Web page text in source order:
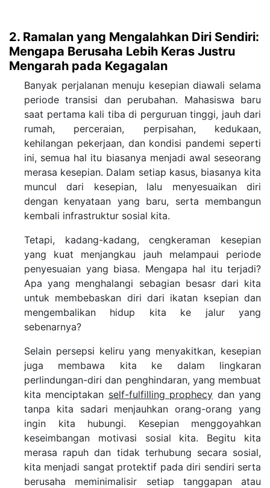
2. Ramalan yang Mengalahkan Diri Sendiri:
Mengapa Berusaha Lebih Keras Justru
Mengarah pada Kegagalan
Banyak perjalanan menuju kesepian diawali selama
periode transisi dan perubahan. Mahasiswa baru
saat pertama kali tiba di perguruan tinggi, jauh dari
rumah, perceraian, perpisahan, kedukaan,
kehilangan pekerjaan, dan kondisi pandemi seperti
ini, semua hal itu biasanya menjadi awal seseorang
merasa kesepian. Dalam setiap kasus, biasanya kita
muncul dari kesepian, lalu menyesuaikan diri
dengan kenyataan yang baru, serta membangun
kembali infrastruktur sosial kita.
Tetapi, kadang-kadang, cengkeraman kesepian
yang kuat menjangkau jauh melampaui periode
penyesuaian yang biasa. Mengapa hal itu terjadi?
Apa yang menghalangi sebagian besasr dari kita
untuk membebaskan diri dari ikatan ksepian dan
mengembalikan hidup kita ke jalur yang
sebenarnya?
Selain persepsi keliru yang menyakitkan, kesepian
juga membawa kita ke dalam lingkaran
perlindungan-diri dan penghindaran, yang membuat
kita menciptakan self-fulfilling prophecy dan yang
tanpa kita sadari menjauhkan orang-orang yang
ingin kita hubungi. Kesepian menggoyahkan
keseimbangan motivasi sosial kita. Begitu kita
merasa rapuh dan tidak terhubung secara sosial,
kita menjadi sangat protektif pada diri sendiri serta
berusaha meminimalisir setiap tanggapan atau